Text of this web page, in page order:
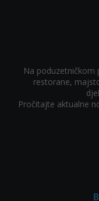
Na poduzetničkom
restorane,
Pročitajte aktualne